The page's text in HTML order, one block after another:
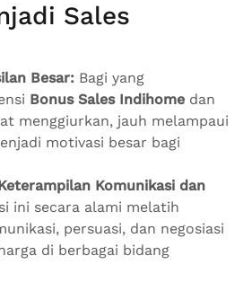
Sales
Besar: Bagi yang
Bonus Sales Indihome dan
menggiurkan, jauh melampaui
motivasi besar bagi
Komunikasi dan
ini secara alami melatih
persuasi, dan negosiasi
di berbagai bidang